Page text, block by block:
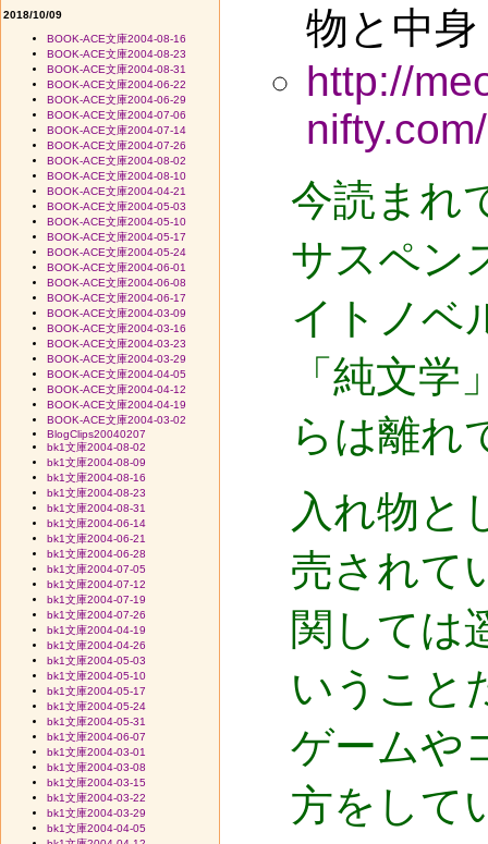
物と中身
http://
今読まれ
サスペン
イトノベ
「純文
らは離れ
入れ物と
売されて
関しては
いうこと
ゲームや
方をして
2018/10/09
BOOK-ACE文庫2004-08-16
BOOK-ACE文庫2004-08-23
BOOK-ACE文庫2004-08-31
BOOK-ACE文庫2004-06-22
BOOK-ACE文庫2004-06-29
BOOK-ACE文庫2004-07-06
BOOK-ACE文庫2004-07-14
BOOK-ACE文庫2004-07-26
BOOK-ACE文庫2004-08-02
BOOK-ACE文庫2004-08-10
BOOK-ACE文庫2004-04-21
BOOK-ACE文庫2004-05-03
BOOK-ACE文庫2004-05-10
BOOK-ACE文庫2004-05-17
BOOK-ACE文庫2004-05-24
BOOK-ACE文庫2004-06-01
BOOK-ACE文庫2004-06-08
BOOK-ACE文庫2004-06-17
BOOK-ACE文庫2004-03-09
BOOK-ACE文庫2004-03-16
BOOK-ACE文庫2004-03-23
BOOK-ACE文庫2004-03-29
BOOK-ACE文庫2004-04-05
BOOK-ACE文庫2004-04-12
BOOK-ACE文庫2004-04-19
BOOK-ACE文庫2004-03-02
BlogClips20040207
bk1文庫2004-08-02
bk1文庫2004-08-09
bk1文庫2004-08-16
bk1文庫2004-08-23
bk1文庫2004-08-31
bk1文庫2004-06-14
bk1文庫2004-06-21
bk1文庫2004-06-28
bk1文庫2004-07-05
bk1文庫2004-07-12
bk1文庫2004-07-19
bk1文庫2004-07-26
bk1文庫2004-04-19
bk1文庫2004-04-26
bk1文庫2004-05-03
bk1文庫2004-05-10
bk1文庫2004-05-17
bk1文庫2004-05-24
bk1文庫2004-05-31
bk1文庫2004-06-07
bk1文庫2004-03-01
bk1文庫2004-03-08
bk1文庫2004-03-15
bk1文庫2004-03-22
bk1文庫2004-03-29
bk1文庫2004-04-05